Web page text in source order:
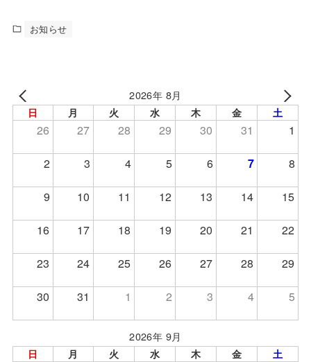
お知らせ
2026年 8月
日 月 火 水 木 金 土
26 27 28 29 30 31 1
2 3 4 5 6 7 8
9 10 11 12 13 14 15
16 17 18 19 20 21 22
23 24 25 26 27 28 29
30 31 1 2 3 4 5
2026年 9月
日 月 火 水 木 金 土